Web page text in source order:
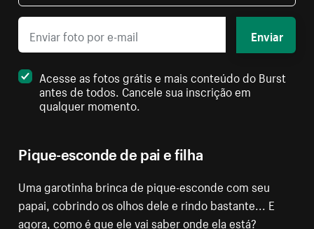
Pique-esconde de pai e filha
Uma garotinha brinca de pique-esconde com seu
papai, cobrindo os olhos dele e rindo bastante... E
agora, como é que ele vai saber onde ela está?
Enviar
Acesse as fotos grátis e mais conteúdo do Burst
antes de todos. Cancele sua inscrição em
qualquer momento.